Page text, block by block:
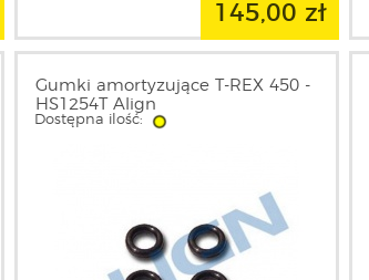
145,00 zł
Gumki amortyzujące T-REX 450 -
HS1254T Align
Dostępna ilość: